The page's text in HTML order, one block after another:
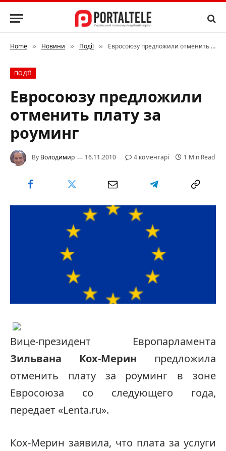
Home » Новини » Події » Евросоюзу предложили отменить плату за роуминг
ПОДІЇ
Евросоюзу предложили
отменить плату за
роуминг
By Володимир 16.11.2010 4 коментарі 1 Min Read
Вице-президент Европарламента
Зильвана Кох-Мерин предложила
отменить плату за роуминг в зоне
Евросоюза со следующего года,
передает «Lenta.ru».
Кох-Мерин заявила, что плата за услуги